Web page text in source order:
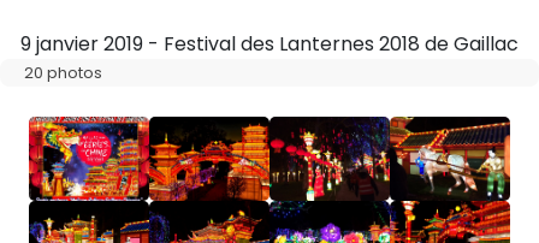
9 janvier 2019 - Festival des Lanternes 2018 de Gaillac
20 photos